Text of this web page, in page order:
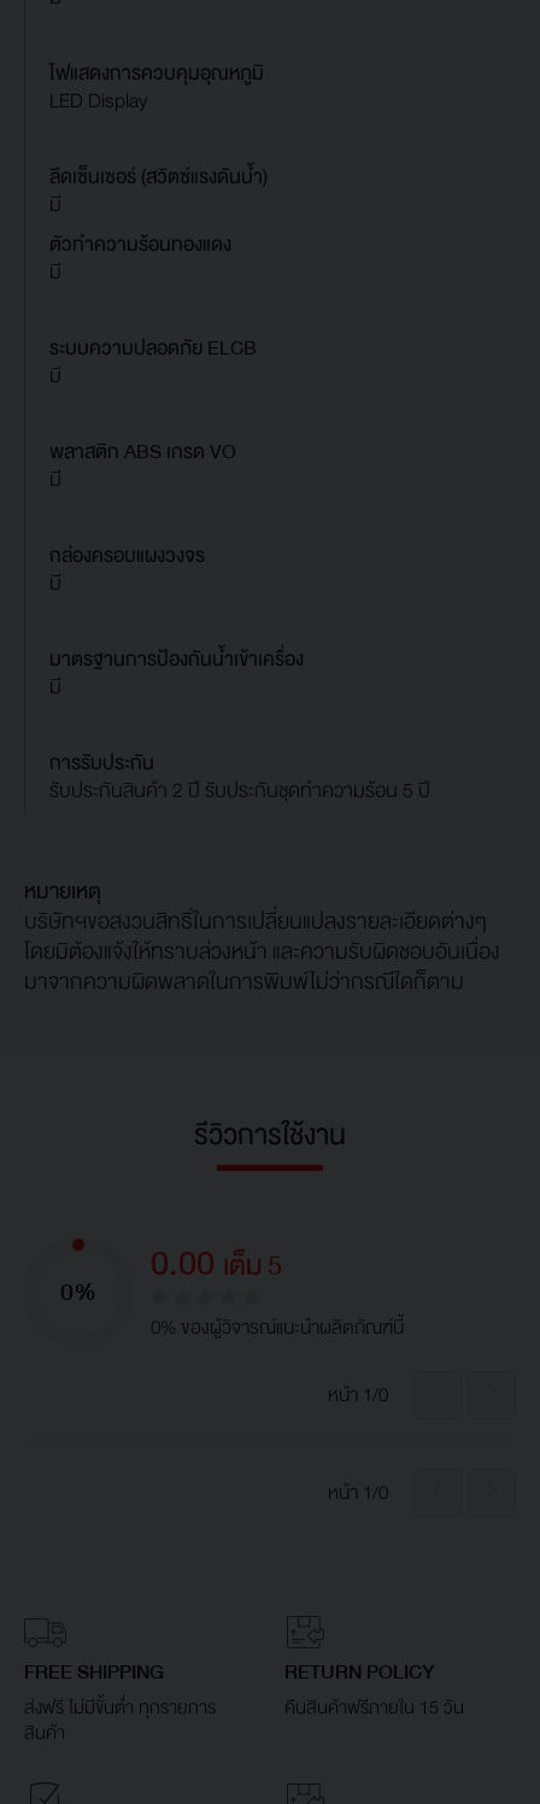
ไฟแสดงการควบคุมอุณหภูมิ
LED Display
ลีดเซ็นเซอร์ (สวิตซ์แรงดันน้ำ)
มี
ตัวทำความร้อนทองแดง
มี
ระบบความปลอดภัย ELCB
มี
พลาสติก ABS เกรด VO
มี
กล่องครอบแผงวงจร
มี
มาตรฐานการป้องกันน้ำเข้าเครื่อง
มี
การรับประกัน
รับประกันสินค้า 2 ปี รับประกันชุดทำความร้อน 5 ปี
หมายเหตุ
บริษัทฯขอสงวนสิทธิ์ในการเปลี่ยนแปลงรายละเอียดต่างๆ
โดยมิต้องแจ้งให้ทราบล่วงหน้า และความรับผิดชอบอันเนื่อง
มาจากความผิดพลาดในการพิมพ์ไม่ว่ากรณีใดก็ตาม
รีวิวการใช้งาน
0% 0.00 เต็ม 5
0% ของผู้วิจารณ์แนะนำผลิตภัณฑ์นี้
หน้า 1/0
หน้า 1/0
FREE SHIPPING
ส่งฟรี ไม่มีขั้นต่ำ ทุกรายการ
สินค้า
RETURN POLICY
คืนสินค้าฟรีภายใน 15 วัน